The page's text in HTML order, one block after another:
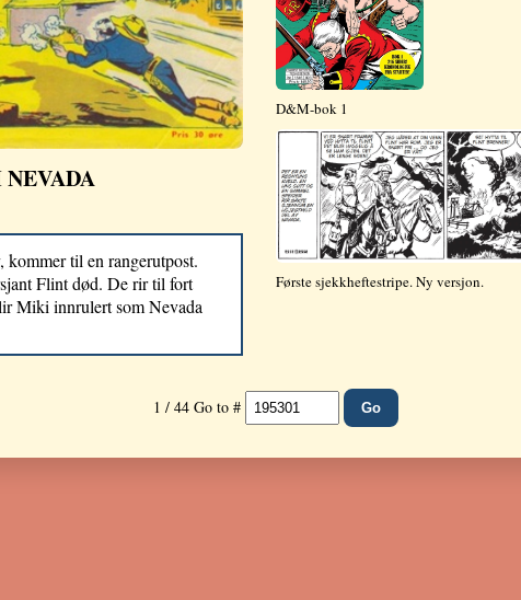
til en rangerutpost.
Flint død. De rir til fort
Miki innrulert som Nevada
D&M-bok 1
Første sjekkheftestripe. Ny versjon.
1 / 44 Go to # Go